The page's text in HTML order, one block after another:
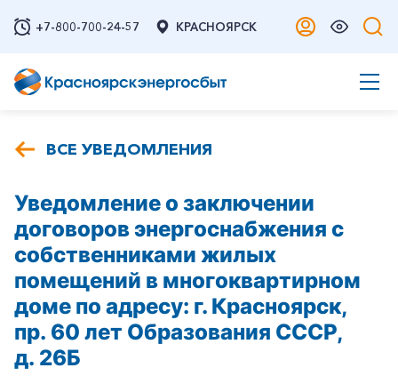
+7-800-700-24-57 КРАСНОЯРСК
ВСЕ УВЕДОМЛЕНИЯ
Уведомление о заключении
договоров энергоснабжения с
собственниками жилых
помещений в многоквартирном
доме по адресу: г. Красноярск,
пр. 60 лет Образования СССР,
д. 26Б